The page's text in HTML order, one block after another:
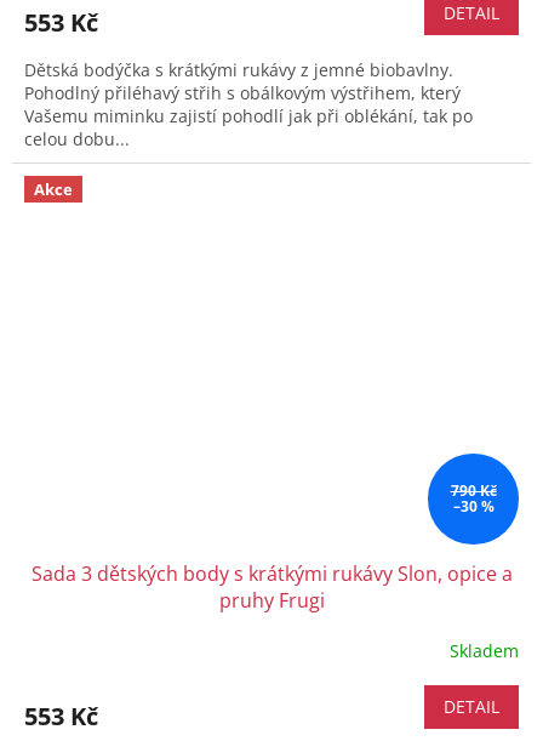
je
z
5
hvězdiček.
553 Kč DETAIL
Dětská bodýčka s krátkými rukávy z jemné biobavlny.
Pohodlný přiléhavý střih s obálkovým výstřihem, který
Vašemu miminku zajistí pohodlí jak při oblékání, tak po
celou dobu...
Akce
790 Kč
–30 %
Sada 3 dětských body s krátkými rukávy Slon, opice a
pruhy Frugi
Skladem
553 Kč DETAIL